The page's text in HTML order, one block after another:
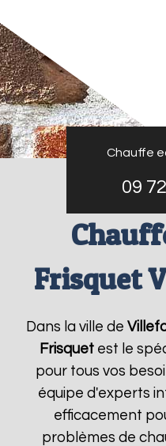
Chauffe
09
Frisquet
Dans la ville de
Frisquet est le
pour tous vos
équipe d'experts
efficacement
problèmes de